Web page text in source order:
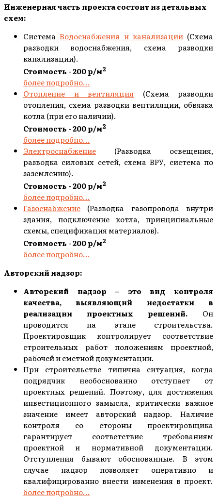
Инженерная часть проекта состоит из детальных
схем:
СистемаВодоснабжения и канализации(Схема
разводки водоснабжения, схема разводки
канализации).
Стоимость - 200 р/м2
более подробно...
Отопление и вентиляция (Схема разводки
отопления, схема разводки вентиляции, обвязка
котла (при его наличии).
Стоимость - 200 р/м2
более подробно...
Электроснабжение (Разводка освещения,
разводка силовых сетей, схема ВРУ, система по
заземлению).
Стоимость - 200 р/м2
более подробно...
Газоснабжение (Разводка газопровода внутри
здания, подключение котла, принципиальные
схемы, спецификация материалов).
Стоимость - 200 р/м2
более подробно...
Авторский надзор:
Авторский надзор – это вид контроля
качества, выявляющий недостатки в
реализации проектных решений. Он
проводится на этапе строительства.
Проектировщик контролирует соответствие
строительных работ положениям проектной,
рабочей и сметной документации.
При строительстве типична ситуация, когда
подрядчик необоснованно отступает от
проектных решений. Поэтому, для достижения
инвестиционного замысла, критически важное
значение имеет авторский надзор. Наличие
контроля со стороны проектировщика
гарантирует соответствие требованиям
проектной и нормативной документации.
Отступления бывают обоснованные. В этом
случае надзор позволяет оперативно и
квалифицированно внести изменения в проект.
более подробно...